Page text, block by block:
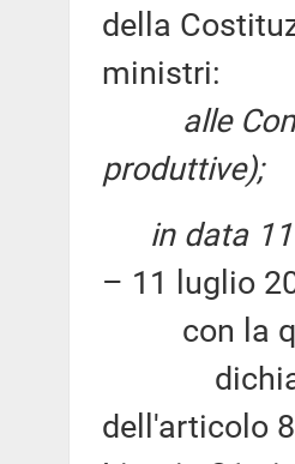
della
ministri:
alle
produttive);
in data
– 11 luglio
con la
dichiara
dell'articolo